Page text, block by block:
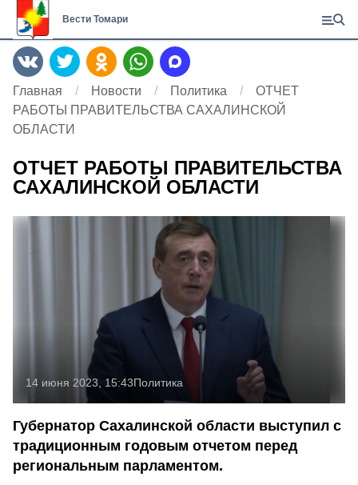
Вести Томари
Главная Новости Политика
ОТЧЕТ
РАБОТЫ ПРАВИТЕЛЬСТВА САХАЛИНСКОЙ
ОБЛАСТИ
ОТЧЕТ РАБОТЫ ПРАВИТЕЛЬСТВА
САХАЛИНСКОЙ ОБЛАСТИ
14 июня 2023, 15:43Политика
Губернатор Сахалинской области выступил с
традиционным годовым отчетом перед
региональным парламентом.